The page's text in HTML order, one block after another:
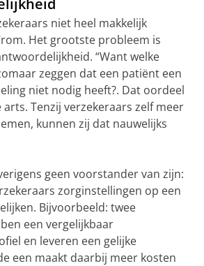
niet heel makkelijk
Het grootste probleem is
“Want welke
zeggen dat een patiënt een
niet nodig heeft?. Dat oordeel
arts. Tenzij verzekeraars zelf meer
kunnen zij dat nauwelijks
geen voorstander van zijn:
zorginstellingen op een
Bijvoorbeeld: twee
een vergelijkbaar
en leveren een gelijke
een maakt daarbij meer kosten